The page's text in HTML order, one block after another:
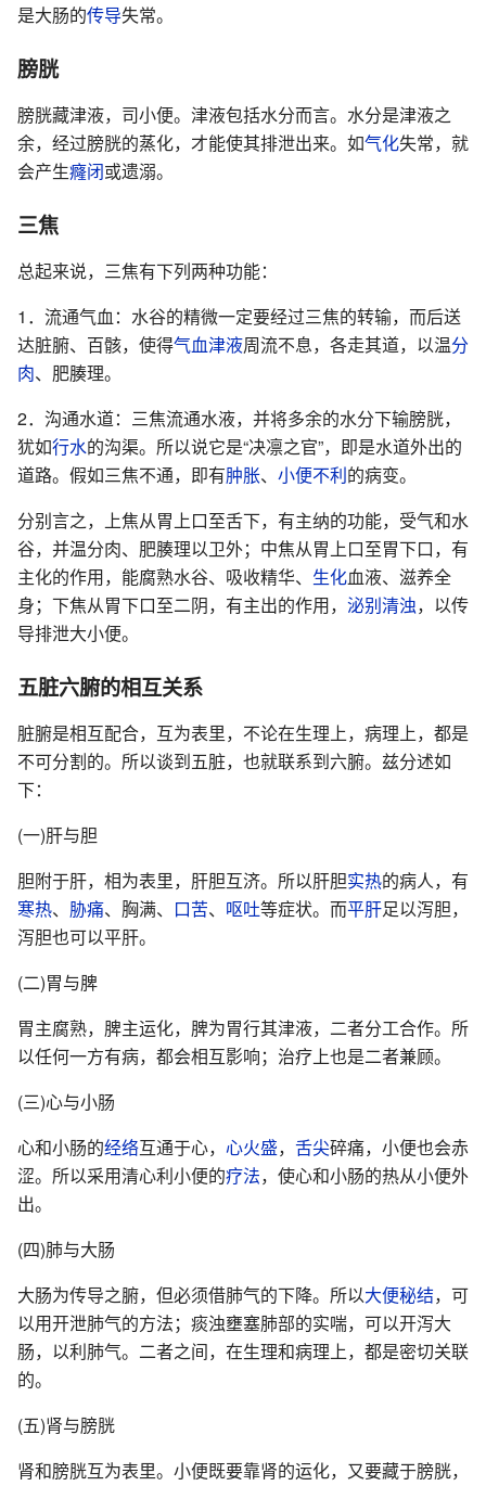
是大肠的传导失常。
膀胱
膀胱藏津液，司小便。津液包括水分而言。水分是津液之
余，经过膀胱的蒸化，才能使其排泄出来。如气化失常，就
会产生癃闭或遗溺。
三焦
总起来说，三焦有下列两种功能：
1．流通气血：水谷的精微一定要经过三焦的转输，而后送
达脏腑、百骸，使得气血津液周流不息，各走其道，以温分
肉、肥腠理。
2．沟通水道：三焦流通水液，并将多余的水分下输膀胱，
犹如行水的沟渠。所以说它是“决凛之官”，即是水道外出的
道路。假如三焦不通，即有肿胀、 小便不利的病变。
分别言之，上焦从胃上口至舌下，有主纳的功能，受气和水
谷，并温分肉、肥腠理以卫外；中焦从胃上口至胃下口，有
主化的作用，能腐熟水谷、吸收精华、 生化血液、滋养全
身；下焦从胃下口至二阴，有主出的作用， 泌别清浊，以传
导排泄大小便。
五脏六腑的相互关系
脏腑是相互配合，互为表里，不论在生理上，病理上，都是
不可分割的。所以谈到五脏，也就联系到六腑。兹分述如
下：
(一)肝与胆
胆附于肝，相为表里，肝胆互济。所以肝胆实热的病人，有
寒热、 胁痛、胸满、 口苦、 呕吐等症状。而平肝足以泻胆，
泻胆也可以平肝。
(二)胃与脾
胃主腐熟，脾主运化，脾为胃行其津液，二者分工合作。所
以任何一方有病，都会相互影响；治疗上也是二者兼顾。
(三)心与小肠
心和小肠的经络互通于心， 心火盛， 舌尖碎痛，小便也会赤
涩。所以采用清心利小便的疗法，使心和小肠的热从小便外
出。
(四)肺与大肠
大肠为传导之腑，但必须借肺气的下降。所以大便秘结，可
以用开泄肺气的方法；痰浊壅塞肺部的实喘，可以开泻大
肠，以利肺气。二者之间，在生理和病理上，都是密切关联
的。
(五)肾与膀胱
肾和膀胱互为表里。小便既要靠肾的运化，又要藏于膀胱，